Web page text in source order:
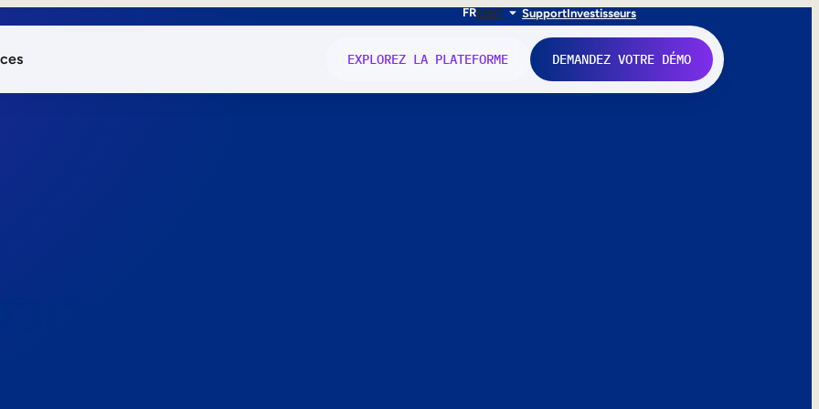
FRENIT SupportInvestisseurs
EXPLOREZ LA PLATEFORME DEMANDEZ VOTRE DÉMO